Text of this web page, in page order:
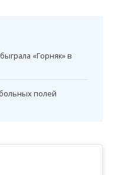
«Горняк» в
полей